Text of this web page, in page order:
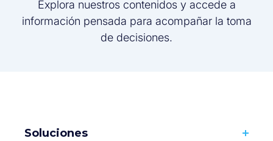
Explora nuestros contenidos y accede a
información pensada para acompañar la toma
de decisiones.
Soluciones